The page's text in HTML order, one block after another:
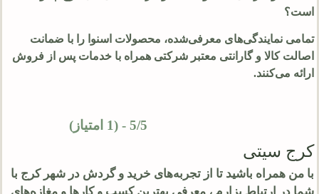
است؟
تمامی نمایندگی‌های معرفی‌شده، محصولات اسنوا را با ضمانت
اصالت کالا و گارانتی معتبر شرکتی همراه با خدمات پس از فروش
ارائه می‌کنند.
5/5 - (1 امتیاز)
کرج سیتی
با من همراه باشید تا از تجربه‌های خرید و گردش در شهر کرج با
شما در ارتباط بزارم ، معرفی بهترین کسب و کارها و مغازه‌های